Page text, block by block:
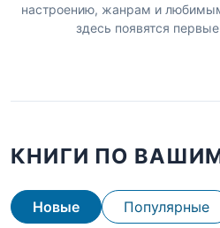
настроению, жанрам и
здесь появятся
КНИГИ ПО
Новые Популярные